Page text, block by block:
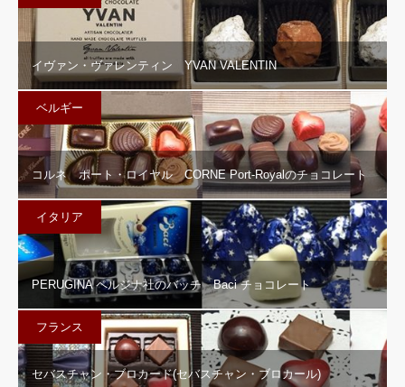
イヴァン・ヴァレンティン YVAN VALENTIN
ベルギー
コルネ ポート・ロイヤル CORNE Port-Royalのチョコレート
イタリア
PERUGINA ペルジナ社のバッチ Baci チョコレート
フランス
セバスチャン・ブロカード(セバスチャン・ブロカール)